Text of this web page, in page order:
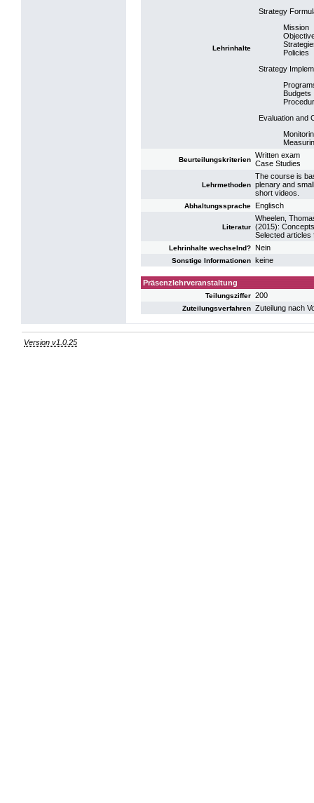
Lehrinhalte
Strategy
Mission
Policies
Strategy
Budgets
Evaluation and
Beurteilungskriterien
Written exam
Case Studies
Lehrmethoden
The course is
plenary and
short videos.
Abhaltungssprache Englisch
Literatur
Wheelen,
(2015):
Selected articles
Lehrinhalte wechselnd? Nein
Sonstige Informationen keine
Präsenzlehrveranstaltung
Teilungsziffer 200
Zuteilungsverfahren Zuteilung nach
Version v1.0.25